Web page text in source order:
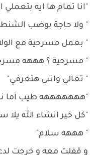
"انا تمام ها ايه بتعملي
" ولا حاجة بوضب
" بعمل مسرحية مع
" مسرحية ؟ هههه
" تعالي وانتي هتعرفي"
"هههههههه طيب أما
"كل خير انشاء الله يلا
" هههه سلام"
و قفلت معه و خرجت